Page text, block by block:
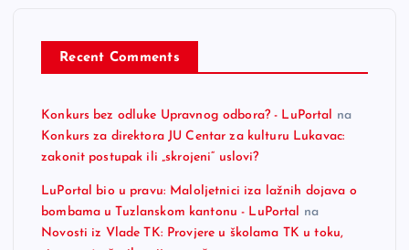
Recent Comments
Konkurs bez odluke Upravnog odbora? - LuPortal na
Konkurs za direktora JU Centar za kulturu Lukavac:
zakonit postupak ili „skrojeni“ uslovi?
LuPortal bio u pravu: Maloljetnici iza lažnih dojava o
bombama u Tuzlanskom kantonu - LuPortal na
Novosti iz Vlade TK: Provjere u školama TK u toku,